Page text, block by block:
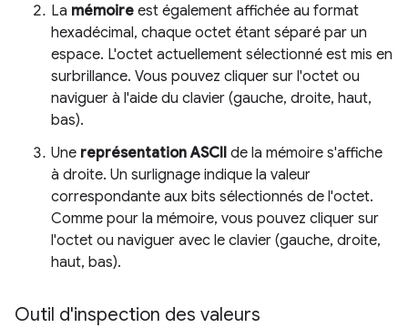
La mémoire est également affichée au format
hexadécimal, chaque octet étant séparé par un
espace. L'octet actuellement sélectionné est mis en
surbrillance. Vous pouvez cliquer sur l'octet ou
naviguer à l'aide du clavier (gauche, droite, haut,
bas).
Une représentation ASCII de la mémoire s'affiche
à droite. Un surlignage indique la valeur
correspondante aux bits sélectionnés de l'octet.
Comme pour la mémoire, vous pouvez cliquer sur
l'octet ou naviguer avec le clavier (gauche, droite,
haut, bas).
Outil d'inspection des valeurs